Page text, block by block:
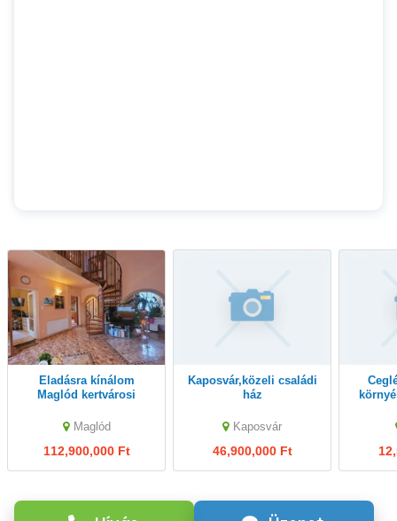
Eladásra kínálom
Maglód kertvárosi
hangulatú családi
házama
Maglód
112,900,000 Ft
Kaposvár,közeli családi
ház
Kaposvár
46,900,000 Ft
Cegléden, jómódú